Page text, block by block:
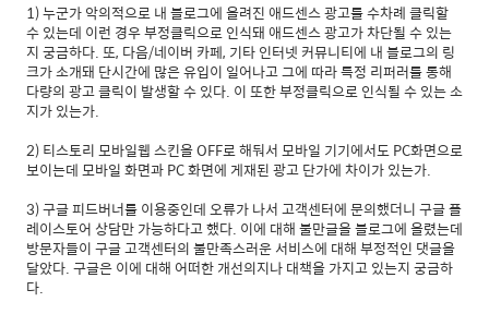
1) 누군가 악의적으로 내 블로그에 올려진 애드센스 광고를 수차례 클릭할
수 있는데 이런 경우 부정클릭으로 인식돼 애드센스 광고가 차단될 수 있는
지 궁금하다. 또, 다음/네이버 카페, 기타 인터넷 커뮤니티에 내 블로그의 링
크가 소개돼 단시간에 많은 유입이 일어나고 그에 따라 특정 리퍼러를 통해
다량의 광고 클릭이 발생할 수 있다. 이 또한 부정클릭으로 인식될 수 있는 소
지가 있는가.
2) 티스토리 모바일웹 스킨을 OFF로 해둬서 모바일 기기에서도 PC화면으로
보이는데 모바일 화면과 PC 화면에 게재된 광고 단가에 차이가 있는가.
3) 구글 피드버너를 이용중인데 오류가 나서 고객센터에 문의했더니 구글 플
레이스토어 상담만 가능하다고 했다. 이에 대해 불만글을 블로그에 올렸는데
방문자들이 구글 고객센터의 불만족스러운 서비스에 대해 부정적인 댓글을
달았다. 구글은 이에 대해 어떠한 개선의지나 대책을 가지고 있는지 궁금하
다.